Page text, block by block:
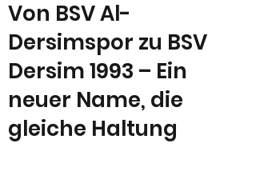
Von BSV Al-
Dersimspor zu BSV
Dersim 1993 – Ein
neuer Name, die
gleiche Haltung